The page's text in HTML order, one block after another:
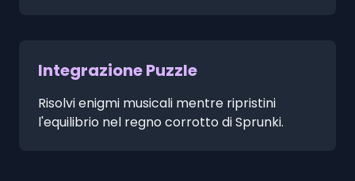
Integrazione Puzzle
Risolvi enigmi musicali mentre ripristini
l'equilibrio nel regno corrotto di Sprunki.